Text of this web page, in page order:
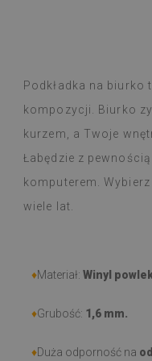
Podkładka na biurko
kompozycji. Biurko
kurzem, a Twoje
Łabędzie z
komputerem.
wiele lat.
♦Materiał: Winyl
♦Grubość: 1,6 mm.
♦Duża odporność na